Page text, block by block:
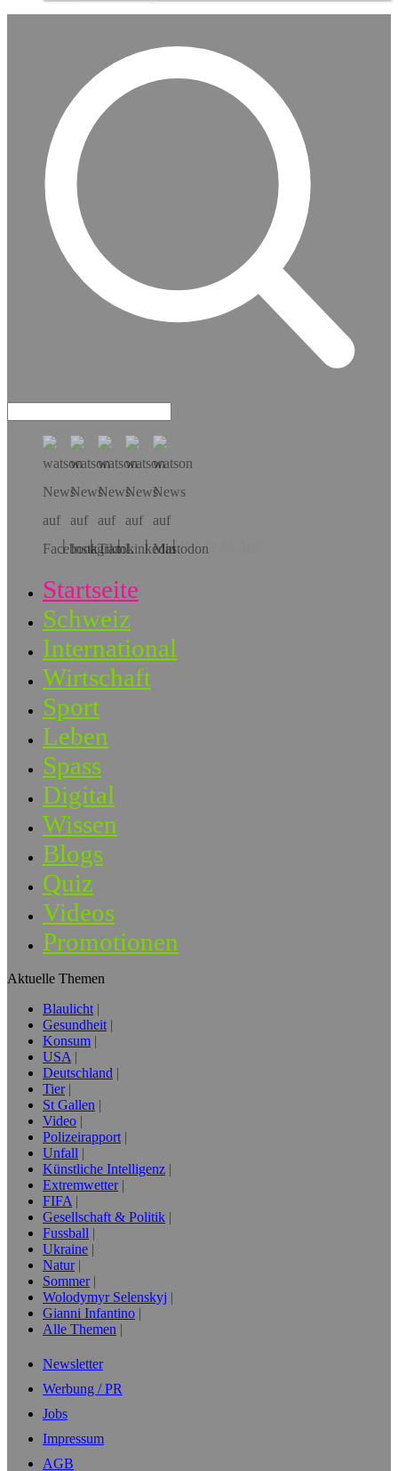
Hol dir die App!
Startseite
Schweiz
International
Wirtschaft
Sport
Leben
Spass
Digital
Wissen
Blogs
Quiz
Videos
Promotionen
Aktuelle Themen
Blaulicht
Gesundheit
Konsum
USA
Deutschland
Tier
St Gallen
Video
Polizeirapport
Unfall
Künstliche Intelligenz
Extremwetter
FIFA
Gesellschaft & Politik
Fussball
Ukraine
Natur
Sommer
Wolodymyr Selenskyj
Gianni Infantino
Alle Themen
Newsletter
Werbung / PR
Jobs
Impressum
AGB